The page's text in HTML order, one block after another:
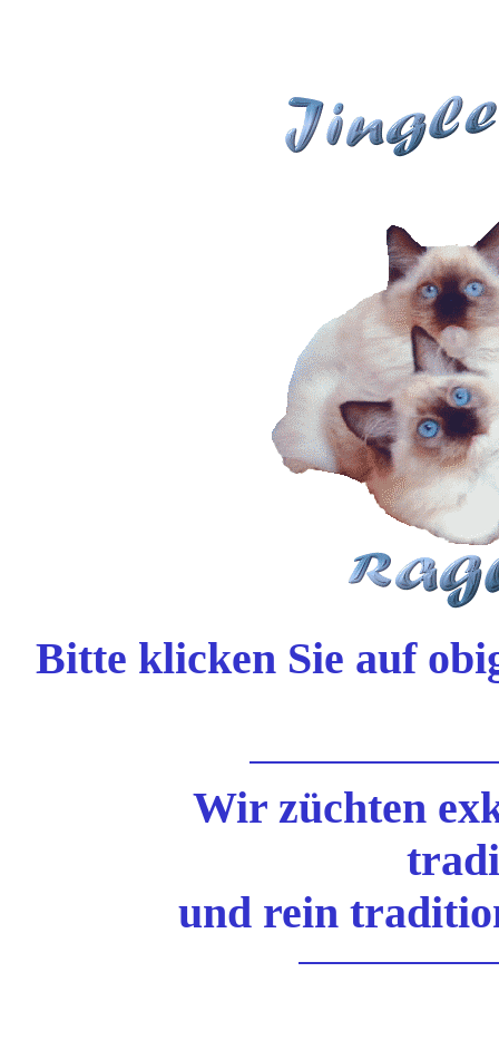
Bitte klicken Sie auf
Wir züchten
und rein